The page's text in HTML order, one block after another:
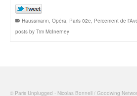
Haussmann, Opéra, Paris 02e, Percement de
posts by Tim McInerney
© Paris Unplugged - Nicolas Bonnell / Goodwing